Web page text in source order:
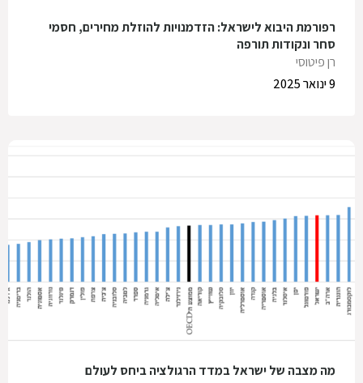
רפורמת היבוא לישראל: הזדמנויות להוזלת מחירים, חסמי
סחר ונקודות תורפה
רן פיטוסי
9 ינואר 2025
מה מצבה של ישראל במדד הרגולציה ביחס לעולם